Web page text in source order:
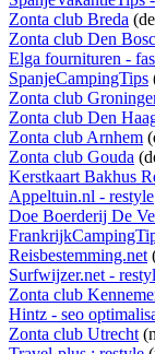
Zonta club Breda
Zonta club Den
Elga fournituren -
SpanjeCampingTips
Zonta club
Zonta club Den
Zonta club Arnhem
Zonta club Gouda
Kerstkaart Bakhus
Appeltuin.nl - restyle
Doe Boerderij De
Reisbestemming.net
Surfwijzer.net -
Zonta club
Hintz - seo
Zonta club Utrecht